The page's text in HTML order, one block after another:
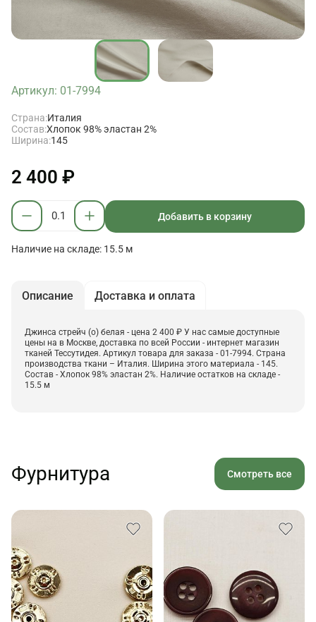
Артикул: 01-7994
Страна:Италия
Состав:Хлопок 98% эластан 2%
Ширина:145
2 400 ₽
Добавить в корзину
Наличие на складе: 15.5 м
Описание Доставка и оплата
Джинса стрейч (о) белая - цена 2 400 ₽ У нас самые доступные
цены на в Москве, доставка по всей России - интернет магазин
тканей Тессутидея. Артикул товара для заказа - 01-7994. Страна
производства ткани – Италия. Ширина этого материала - 145.
Состав - Хлопок 98% эластан 2%. Наличие остатков на складе -
15.5 м
Фурнитура Смотреть все